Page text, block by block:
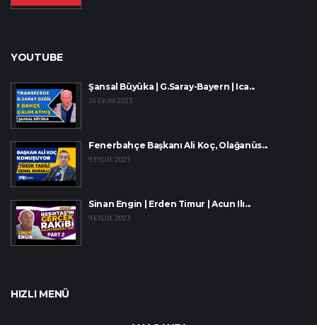
YOUTUBE
Şansal Büyüka | G.Saray-Bayern | Ica...
26 EKIM 2023
Fenerbahçe Başkanı Ali Koç, Olağanüs...
9 EYLÜL 2023
Sinan Engin | Erden Timur | Acun Ilı...
9 EYLÜL 2023
HIZLI MENÜ